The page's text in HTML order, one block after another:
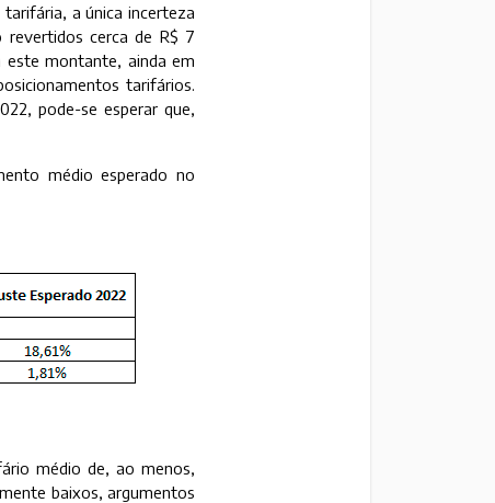
a única incerteza
cerca de R$ 7
montante, ainda em
tarifários.
pode-se esperar que,
médio esperado no
médio de, ao menos,
baixos, argumentos